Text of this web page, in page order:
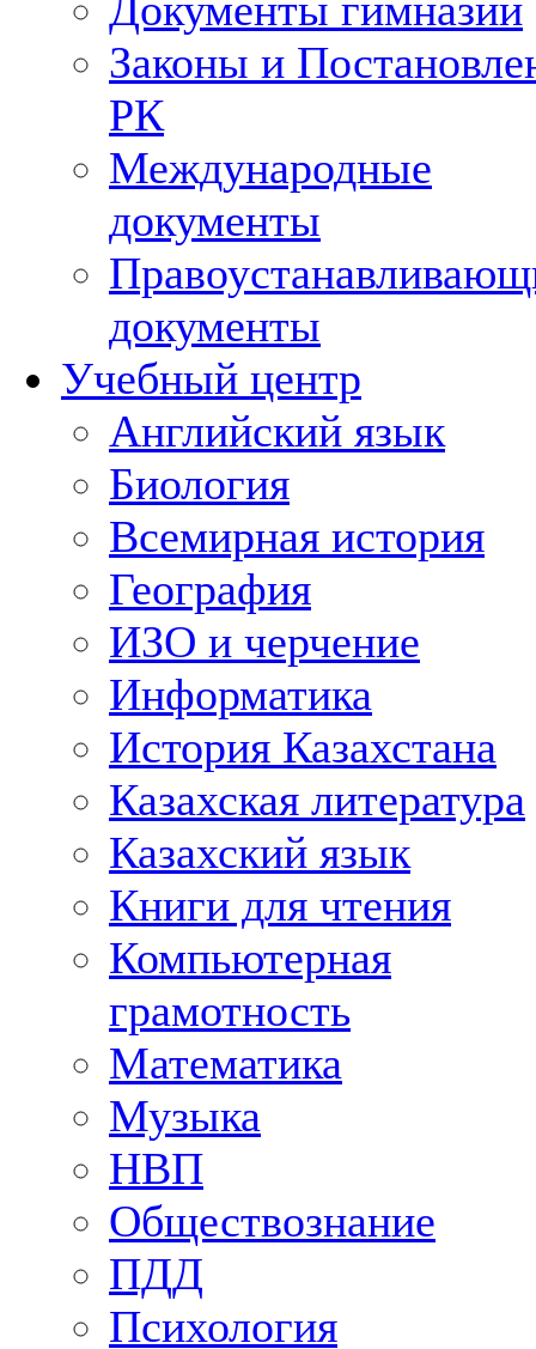
Законы и
РК
Международные
документы
документы
Учебный центр
Английский язык
Биология
Всемирная история
География
ИЗО и черчение
Информатика
История Казахстана
Казахская литература
Казахский язык
Книги для чтения
Компьютерная
грамотность
Математика
Музыка
НВП
Обществознание
ПДД
Психология